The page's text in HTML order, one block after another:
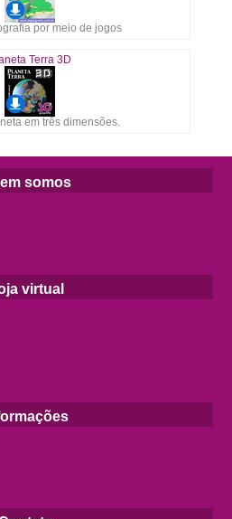
por meio de jogos
Terra 3D
em três dimensões.
somos
virtual